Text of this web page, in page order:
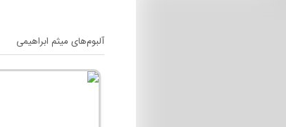
آلبوم‌های میثم ابراهیمی